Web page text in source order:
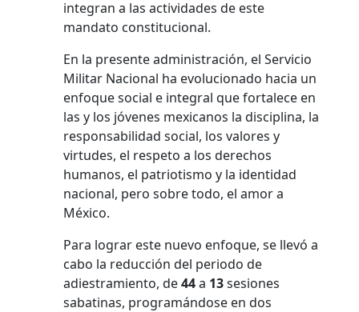
integran a las actividades de este
mandato constitucional.
En la presente administración, el Servicio
Militar Nacional ha evolucionado hacia un
enfoque social e integral que fortalece en
las y los jóvenes mexicanos la disciplina, la
responsabilidad social, los valores y
virtudes, el respeto a los derechos
humanos, el patriotismo y la identidad
nacional, pero sobre todo, el amor a
México.
Para lograr este nuevo enfoque, se llevó a
cabo la reducción del periodo de
adiestramiento, de44a 13sesiones
sabatinas, programándose en dos